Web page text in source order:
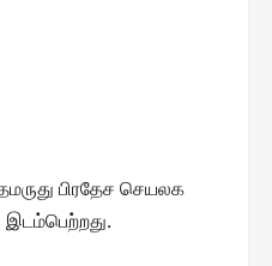
பிரதேச செயலக